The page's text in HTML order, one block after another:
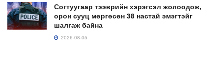
Согтуугаар тээврийн хэрэгсэл жолоодож,
орон сууц мөргөсөн 38 настай эмэгтэйг
шалгаж байна
2026-08-05